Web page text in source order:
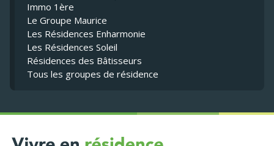
Immo 1ère
Le Groupe Maurice
Les Résidences Enharmonie
Les Résidences Soleil
Résidences des Bâtisseurs
Tous les groupes de résidence